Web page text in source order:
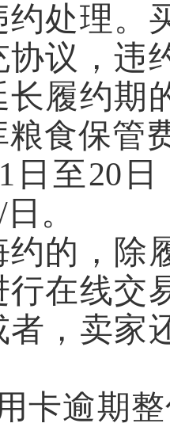
约处理。
协议，违
长履约期
食保管
日至20
。
约的，除
行在线交
者，卖家
卡逾期